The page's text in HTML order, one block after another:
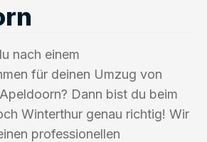
nach einem
für deinen Umzug von
Dann bist du beim
Winterthur genau richtig! Wir
professionellen